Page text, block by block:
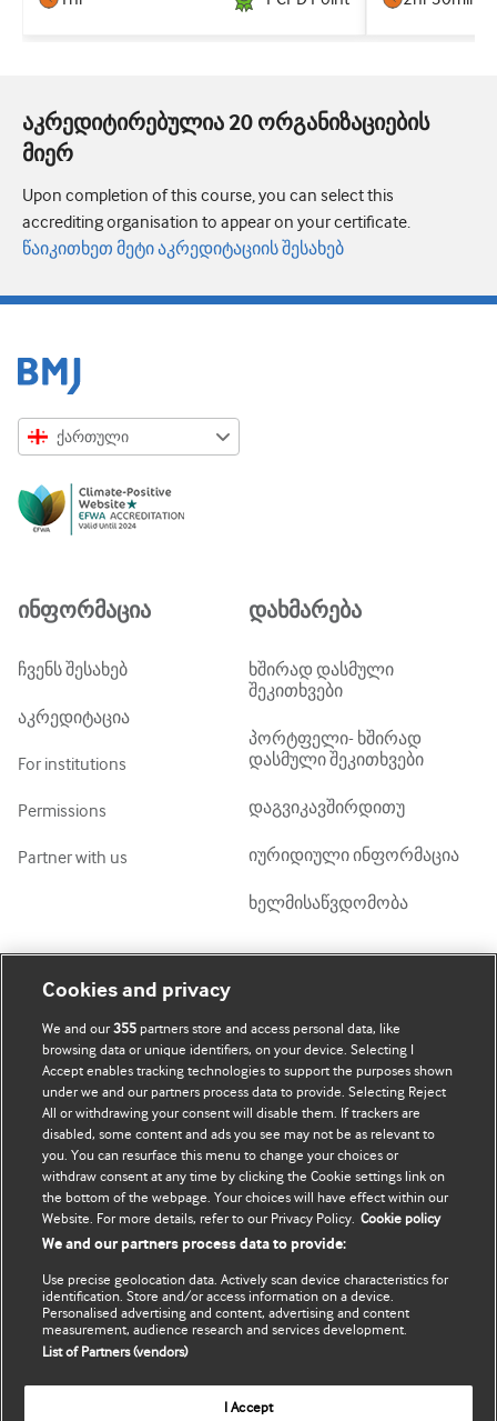
აკრედიტირებულია 20 ორგანიზაციების
მიერ
Upon completion of this course, you can select this
accrediting organisation to appear on your certificate.
წაიკითხეთ მეტი აკრედიტაციის შესახებ
ქართული
Русский
ქართული
ინფორმაცია
ჩვენს შესახებ
აკრედიტაცია
For institutions
Permissions
Partner with us
დახმარება
ხშირად დასმული
შეკითხვები
პორტფელი- ხშირად
დასმული შეკითხვები
დაგვიკავშირდითუ
იურიდიული ინფორმაცია
ხელმისაწვდომობა
ჩემი ანგარიში
გამოწერა
ჩემი მონაცემების
განახლება
BMJ company
BMJ Best Practice
BMJ Masterclasses
BMJ onExamination
BMJ Portfolio
BMJ Journals
Cookies and privacy
We and our355 partners store and access personal data, like
browsing data or unique identifiers, on your device. Selecting I
Accept enables tracking technologies to support the purposes shown
under we and our partners process data to provide. Selecting Reject
All or withdrawing your consent will disable them. If trackers are
disabled, some content and ads you see may not be as relevant to
you. You can resurface this menu to change your choices or
withdraw consent at any time by clicking the Cookie settings link on
the bottom of the webpage. Your choices will have effect within our
Website. For more details, refer to our Privacy Policy. Cookie policy
We and our partners process data to provide:
Use precise geolocation data. Actively scan device characteristics for
identification. Store and/or access information on a device.
Personalised advertising and content, advertising and content
measurement, audience research and services development.
List of Partners (vendors)
I Accept